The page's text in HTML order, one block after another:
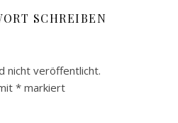
SCHREIBEN
nicht veröffentlicht.
* markiert